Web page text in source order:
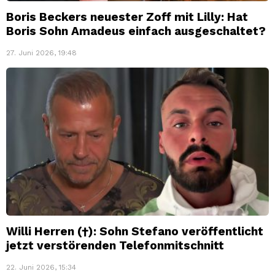
Boris Beckers neuester Zoff mit Lilly: Hat
Boris Sohn Amadeus einfach ausgeschaltet?
27. Juni 2026, 19:48
Willi Herren (†): Sohn Stefano veröffentlicht
jetzt verstörenden Telefonmitschnitt
22. Juni 2026, 15:34